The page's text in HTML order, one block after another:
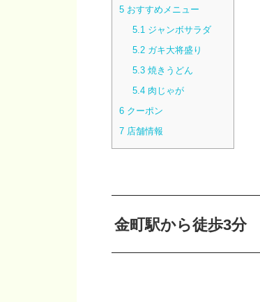
5おすすめメニュー
5.1 ジャンボサラダ
5.2 ガキ大将盛り
5.3 焼きうどん
5.4 肉じゃが
6クーポン
7店舗情報
金町駅から徒歩3分